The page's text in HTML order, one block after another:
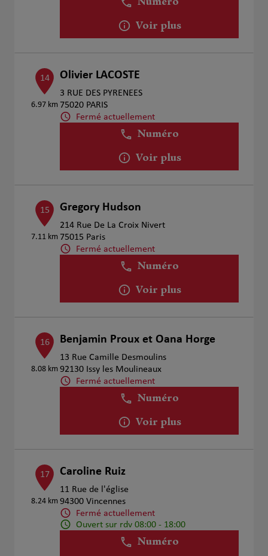
Numéro
Voir plus
14
6.97 km
Olivier LACOSTE
3 RUE DES PYRENEES
75020 PARIS
Fermé actuellement
Numéro
Voir plus
15
7.11 km
Gregory Hudson
214 Rue De La Croix Nivert
75015 Paris
Fermé actuellement
Numéro
Voir plus
16
8.08 km
Benjamin Proux et Oana Horge
13 Rue Camille Desmoulins
92130 Issy les Moulineaux
Fermé actuellement
Numéro
Voir plus
17
8.24 km
Caroline Ruiz
11 Rue de l'église
94300 Vincennes
Fermé actuellement
Ouvert sur rdv 08:00 - 18:00
Numéro